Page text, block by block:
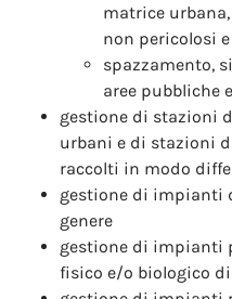
matrice
non pericolosi
spazzamento,
aree pubbliche
gestione di stazioni
urbani e di stazioni
raccolti in modo
gestione di impianti
genere
gestione di impianti
fisico e/o biologico